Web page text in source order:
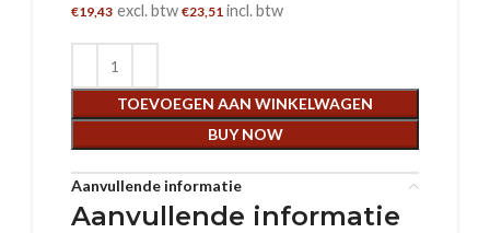
€19,43 excl. btw €23,51 incl. btw
TOEVOEGEN AAN WINKELWAGEN
BUY NOW
Aanvullende informatie
Aanvullende informatie